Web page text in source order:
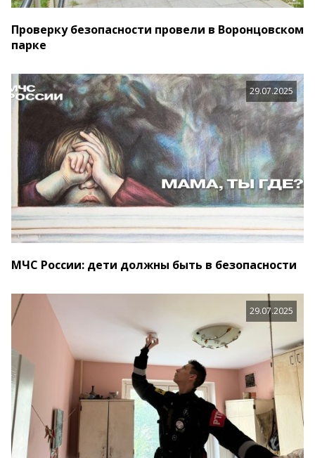
Проверку безопасности провели в Воронцовском
парке
29.07.2025
МЧС России: дети должны быть в безопасности
29.07.2025